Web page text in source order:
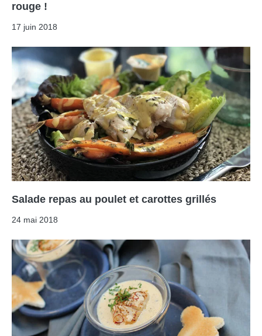
rouge !
17 juin 2018
Salade repas au poulet et carottes grillés
24 mai 2018